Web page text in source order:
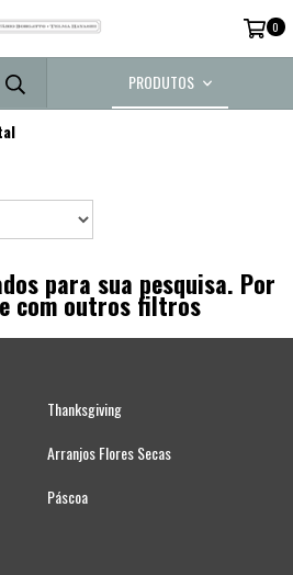
0
PRODUTOS
para sua pesquisa. Por
com outros filtros
Thanksgiving
Arranjos Flores Secas
Páscoa